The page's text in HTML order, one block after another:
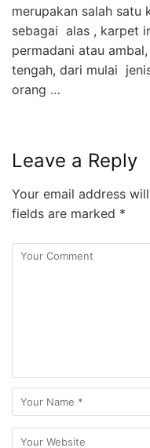
merupakan salah satu
sebagai alas , karpet
permadani atau
tengah, dari mulai
orang …
Leave a Reply
Your email address
fields are marked *